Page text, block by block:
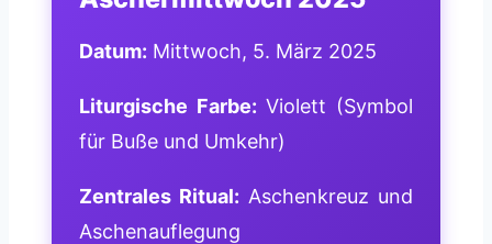
Datum: Mittwoch, 5. März 2025
Liturgische Farbe: Violett (Symbol
für Buße und Umkehr)
Zentrales Ritual: Aschenkreuz und
Aschenauflegung